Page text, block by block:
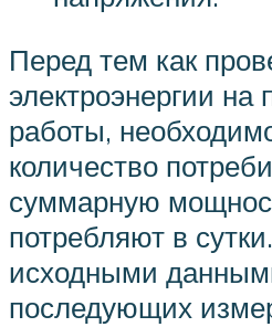
Перед тем как
электроэнергии на
работы,
количество
суммарную
потребляют в
исходными
последующих